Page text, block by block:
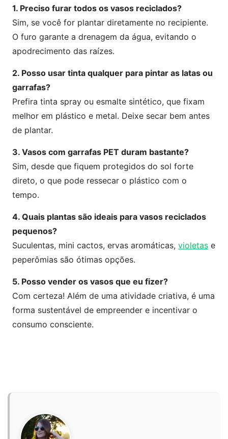
1. Preciso furar todos os vasos reciclados?
Sim, se você for plantar diretamente no recipiente.
O furo garante a drenagem da água, evitando o
apodrecimento das raízes.
2. Posso usar tinta qualquer para pintar as latas ou
garrafas?
Prefira tinta spray ou esmalte sintético, que fixam
melhor em plástico e metal. Deixe secar bem antes
de plantar.
3. Vasos com garrafas PET duram bastante?
Sim, desde que fiquem protegidos do sol forte
direto, o que pode ressecar o plástico com o
tempo.
4. Quais plantas são ideais para vasos reciclados
pequenos?
Suculentas, mini cactos, ervas aromáticas, violetas e
peperômias são ótimas opções.
5. Posso vender os vasos que eu fizer?
Com certeza! Além de uma atividade criativa, é uma
forma sustentável de empreender e incentivar o
consumo consciente.